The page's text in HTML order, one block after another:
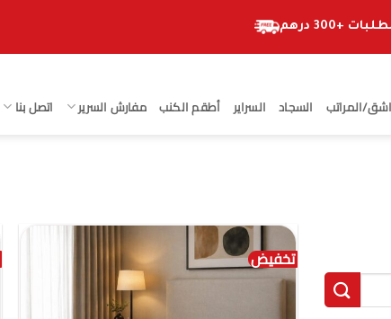
المراتب السجاد السراير أطقم الكنب مفارش السرير اتصل بنا
تخفيض